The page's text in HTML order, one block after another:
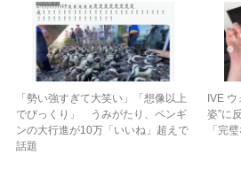
「勢い強すぎて大笑い」「想像以上
でびっくり」 うみがたり、ペンギ
ンの大行進が10万「いいね」超えで
話題
IVE ウ
姿”に
「完